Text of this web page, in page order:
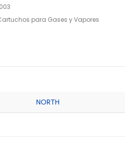
para Gases y Vapores
NORTH